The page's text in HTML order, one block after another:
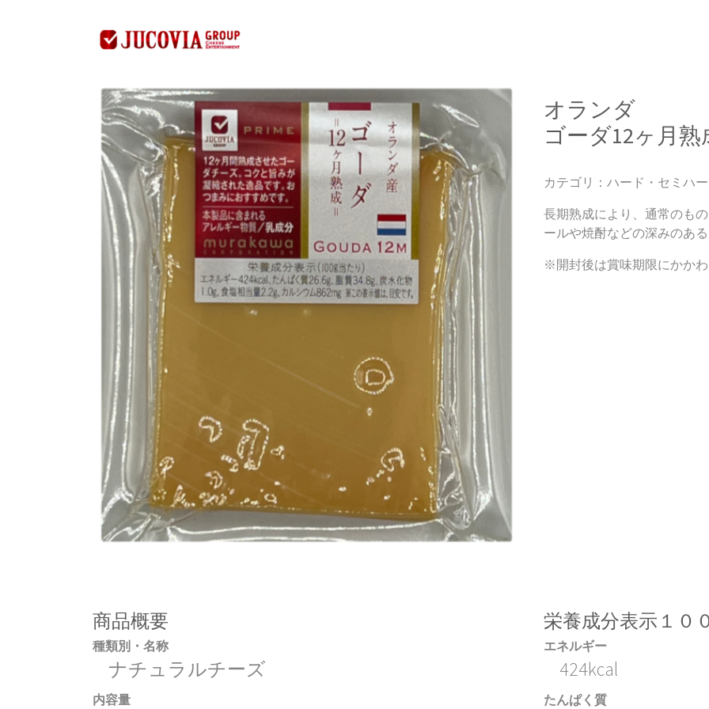
オランダ
ゴーダ12ヶ月熟
カテゴリ：ハード・セミハ
長期熟成により、通常のも
ールや焼酎などの深みのあ
※開封後は賞味期限にかかわ
商品概要
種類別・名称
ナチュラルチーズ
内容量
栄養成分表示１０
エネルギー
424kcal
たんぱく質